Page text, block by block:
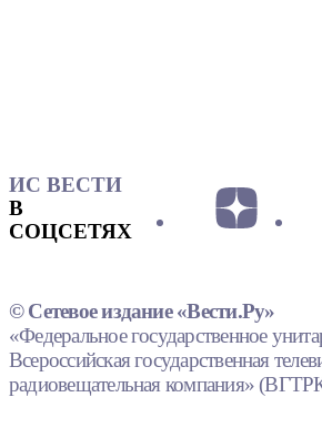
ИС ВЕСТИ
В
СОЦСЕТЯХ
© Сетевое издание «Вести.Ру»
«Федеральное государственное
Всероссийская государственная
радиовещательная компания»